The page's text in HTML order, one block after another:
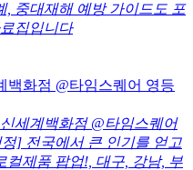
, 중대재해 예방 가이드도 포
집입니다
세계백화점 @타임스퀘어
] 전국에서 큰 인기를 얻고
컬제품 팝업!, 대구, 강남, 부